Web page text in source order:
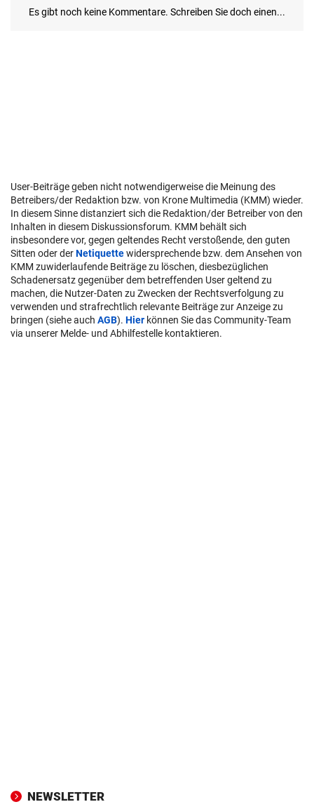
User-Beiträge geben nicht notwendigerweise die Meinung des
Betreibers/der Redaktion bzw. von Krone Multimedia (KMM) wieder.
In diesem Sinne distanziert sich die Redaktion/der Betreiber von den
Inhalten in diesem Diskussionsforum. KMM behält sich
insbesondere vor, gegen geltendes Recht verstoßende, den guten
Sitten oder derNetiquettewidersprechende bzw. dem Ansehen von
KMM zuwiderlaufende Beiträge zu löschen, diesbezüglichen
Schadenersatz gegenüber dem betreffenden User geltend zu
machen, die Nutzer-Daten zu Zwecken der Rechtsverfolgung zu
verwenden und strafrechtlich relevante Beiträge zur Anzeige zu
bringen (siehe auch AGB). Hier können Sie das Community-Team
via unserer Melde- und Abhilfestelle kontaktieren.
NEWSLETTER